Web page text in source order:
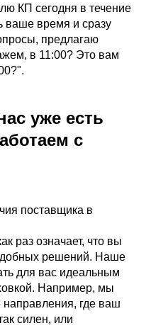
КП сегодня в течение
ваше время и сразу
предлагаю
в 11:00? Это вам
уже есть
с
поставщика в
раз означает, что вы
решений. Наше
для вас идеальным
Например, мы
где ваш
силен, или